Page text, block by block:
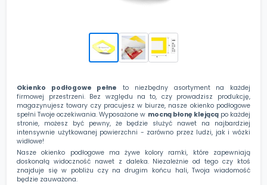
Okienko podłogowe pełne to niezbędny asortyment na każdej
firmowej przestrzeni. Bez względu na to, czy prowadzisz produkcję,
magazynujesz towary czy pracujesz w biurze, nasze okienko podłogowe
spełni Twoje oczekiwania. Wyposażone w mocną błonę klejącąpo każdej
stronie, możesz być pewny, że będzie służyć nawet na najbardziej
intensywnie użytkowanej powierzchni - zarówno przez ludzi, jak i wózki
widłowe!
Nasze okienko podłogowe ma żywe kolory ramki, które zapewniają
doskonałą widoczność nawet z daleka. Niezależnie od tego czy ktoś
znajduje się w pobliżu czy na drugim końcu hali, Twoja wiadomość
będzie zauważona.